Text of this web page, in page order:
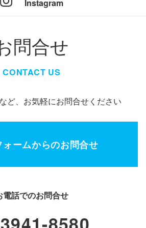
Instagram
問合せ
CONTACT US
ど、お気軽にお問合せください
ォームからのお問合せ
電話でのお問合せ